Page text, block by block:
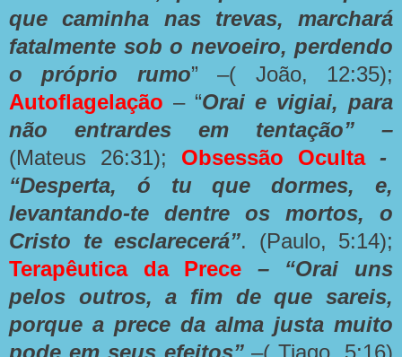
que caminha nas trevas, marchará
fatalmente sob o nevoeiro, perdendo
o próprio rumo” –( João, 12:35);
Autoflagelação – “Orai e vigiai, para
não entrardes em tentação” –
(Mateus 26:31);
Obsessão Oculta -
“Desperta, ó tu que dormes, e,
levantando-te dentre os mortos, o
Cristo te esclarecerá”. (Paulo, 5:14);
Terapêutica da Prece
– “Orai uns
pelos outros, a fim de que sareis,
porque a prece da alma justa muito
pode em seus efeitos”–( Tiago, 5:16)